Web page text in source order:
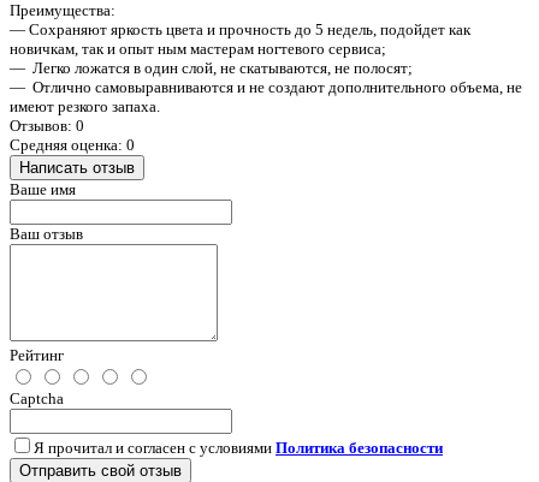
Преимущества:
— Сохраняют яркость цвета и прочность до 5 недель, подойдет как
новичкам, так и опыт ным мастерам ногтевого сервиса;
— Легко ложатся в один слой, не скатываются, не полосят;
— Отлично самовыравниваются и не создают дополнительного объема, не
имеют резкого запаха.
Отзывов: 0
Средняя оценка: 0
Написать отзыв
Ваше имя
Ваш отзыв
Рейтинг
Captcha
Я прочитал и согласен с условиями Политика безопасности
Отправить свой отзыв